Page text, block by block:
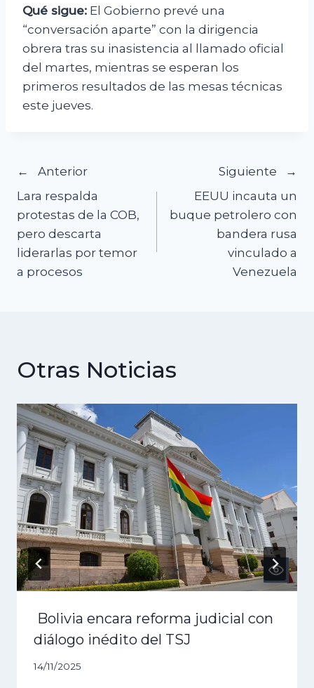
Qué sigue: El Gobierno prevé una
“conversación aparte” con la dirigencia
obrera tras su inasistencia al llamado oficial
del martes, mientras se esperan los
primeros resultados de las mesas técnicas
este jueves.
Navegación
de
entradas
Anterior
Lara respalda
protestas de la COB,
pero descarta
liderarlas por temor
a procesos
Siguiente
EEUU incauta un
buque petrolero con
bandera rusa
vinculado a
Venezuela
Otras Noticias
Bolivia encara reforma judicial con
diálogo inédito del TSJ
14/11/2025